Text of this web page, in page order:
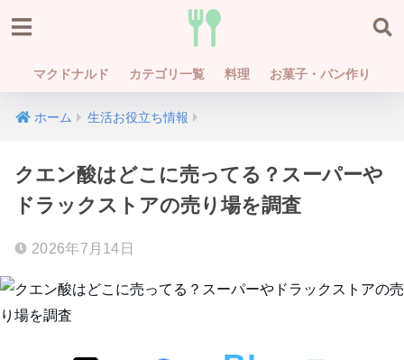
マクドナルド カテゴリ一覧 料理 お菓子・パン作り
ホーム 生活お役立ち情報
クエン酸はどこに売ってる？スーパーや
ドラックストアの売り場を調査
2026年7月14日